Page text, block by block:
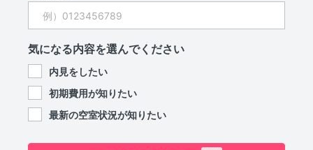
気になる内容を選んでください
内見をしたい
初期費用が知りたい
最新の空室状況が知りたい